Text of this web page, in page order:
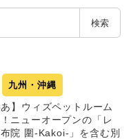
検索
九州・沖縄
】ウィズペットルーム
ニューオープンの「レ
院 圍-Kakoi-」を含む別